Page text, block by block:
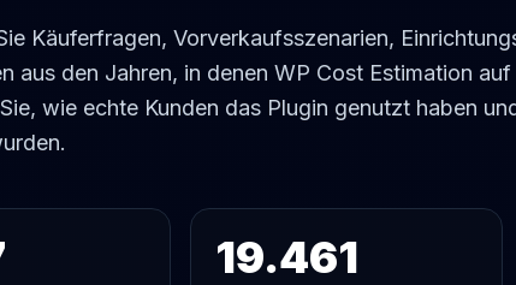
Käuferfragen, Vorverkaufsszenarien,
aus den Jahren, in denen WP Cost Estimation
wie echte Kunden das Plugin genutzt haben
19.461